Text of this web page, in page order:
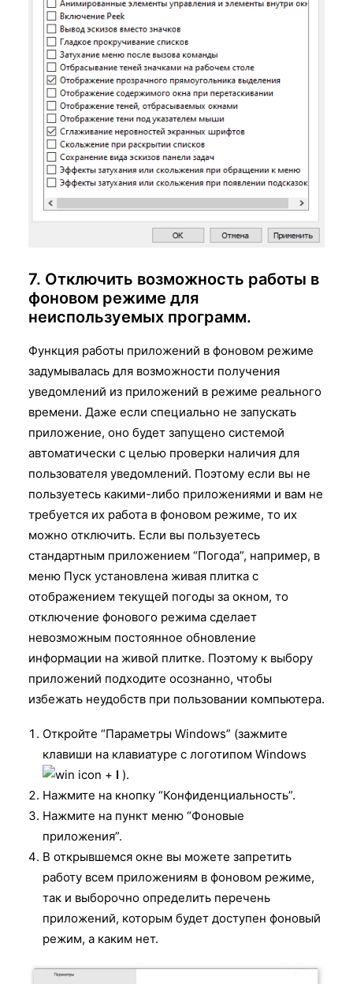
7. Отключить возможность работы в
фоновом режиме для
неиспользуемых программ.
Функция работы приложений в фоновом режиме
задумывалась для возможности получения
уведомлений из приложений в режиме реального
времени. Даже если специально не запускать
приложение, оно будет запущено системой
автоматически с целью проверки наличия для
пользователя уведомлений. Поэтому если вы не
пользуетесь какими-либо приложениями и вам не
требуется их работа в фоновом режиме, то их
можно отключить. Если вы пользуетесь
стандартным приложением “Погода”, например, в
меню Пуск установлена живая плитка с
отображением текущей погоды за окном, то
отключение фонового режима сделает
невозможным постоянное обновление
информации на живой плитке. Поэтому к выбору
приложений подходите осознанно, чтобы
избежать неудобств при пользовании компьютера.
Откройте “Параметры Windows” (зажмите
клавиши на клавиатуре с логотипом Windows
+ I ).
Нажмите на кнопку “Конфиденциальность”.
Нажмите на пункт меню “Фоновые
приложения”.
В открывшемся окне вы можете запретить
работу всем приложениям в фоновом режиме,
так и выборочно определить перечень
приложений, которым будет доступен фоновый
режим, а каким нет.